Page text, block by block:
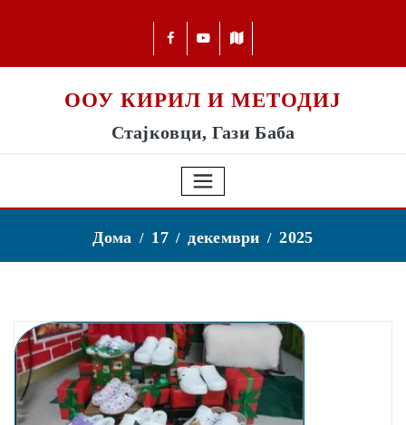
ООУ КИРИЛ И МЕТОДИЈ
Стајковци, Гази Баба
Дома 17 декември 2025